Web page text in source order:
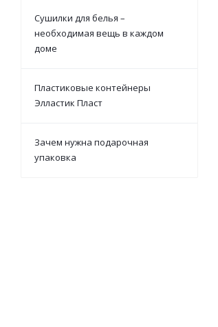
Сушилки для белья –
необходимая вещь в каждом
доме
Пластиковые контейнеры
Элластик Пласт
Зачем нужна подарочная
упаковка